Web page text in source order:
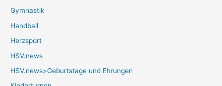
Gymnastik
Handball
Herzsport
HSV.news
HSV.news>Geburtstage und Ehrungen